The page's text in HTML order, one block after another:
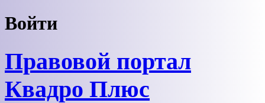
Войти
Правовой портал
Квадро Плюс